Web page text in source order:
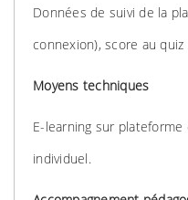
Données de suivi de la
connexion), score au quiz
Moyens techniques
E-learning sur
individuel.